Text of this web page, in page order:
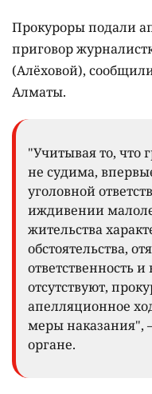
Прокуроры подали
приговор
(Алёховой),
Алматы.
"Учитывая то, что
не судима,
уголовной
иждивении
жительства
обстоятельства,
ответственность
отсутствуют,
апелляционное
меры наказания",
органе.